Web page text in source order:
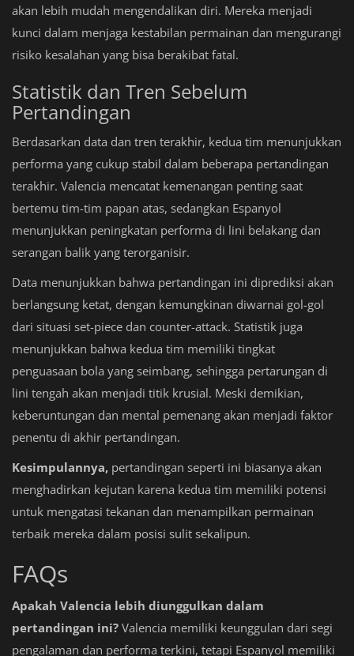
akan lebih mudah mengendalikan diri. Mereka menjadi
kunci dalam menjaga kestabilan permainan dan mengurangi
risiko kesalahan yang bisa berakibat fatal.
Statistik dan Tren Sebelum
Pertandingan
Berdasarkan data dan tren terakhir, kedua tim menunjukkan
performa yang cukup stabil dalam beberapa pertandingan
terakhir. Valencia mencatat kemenangan penting saat
bertemu tim-tim papan atas, sedangkan Espanyol
menunjukkan peningkatan performa di lini belakang dan
serangan balik yang terorganisir.
Data menunjukkan bahwa pertandingan ini diprediksi akan
berlangsung ketat, dengan kemungkinan diwarnai gol-gol
dari situasi set-piece dan counter-attack. Statistik juga
menunjukkan bahwa kedua tim memiliki tingkat
penguasaan bola yang seimbang, sehingga pertarungan di
lini tengah akan menjadi titik krusial. Meski demikian,
keberuntungan dan mental pemenang akan menjadi faktor
penentu di akhir pertandingan.
Kesimpulannya, pertandingan seperti ini biasanya akan
menghadirkan kejutan karena kedua tim memiliki potensi
untuk mengatasi tekanan dan menampilkan permainan
terbaik mereka dalam posisi sulit sekalipun.
FAQs
Apakah Valencia lebih diunggulkan dalam
pertandingan ini? Valencia memiliki keunggulan dari segi
pengalaman dan performa terkini, tetapi Espanyol memiliki